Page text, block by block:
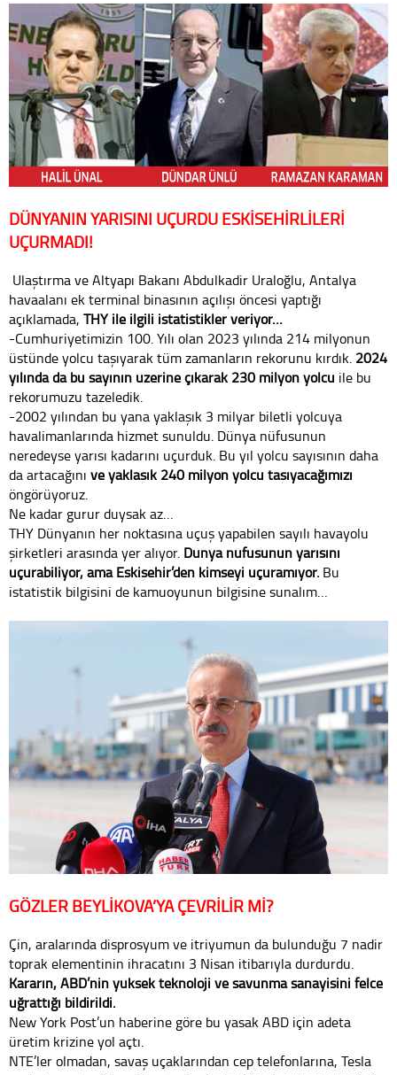
DÜNYANIN YARISINI UÇURDUESKİŞEHİRLİLERİ
UÇURMADI!
Ulaştırma ve Altyapı Bakanı Abdulkadir Uraloğlu, Antalya
havaalanı ek terminal binasının açılışı öncesi yaptığı
açıklamada, THY ile ilgili istatistikler veriyor…
-Cumhuriyetimizin 100. Yılı olan 2023 yılında 214 milyonun
üstünde yolcu taşıyarak tüm zamanların rekorunu kırdık. 2024
yılında da bu sayının üzerine çıkarak 230 milyon yolcu ile bu
rekorumuzu tazeledik.
-2002 yılından bu yana yaklaşık 3 milyar biletli yolcuya
havalimanlarında hizmet sunuldu. Dünya nüfusunun
neredeyse yarısı kadarını uçurduk. Bu yıl yolcu sayısının daha
da artacağını ve yaklaşık 240 milyon yolcu taşıyacağımızı
öngörüyoruz.
Ne kadar gurur duysak az…
THY Dünyanın her noktasına uçuş yapabilen sayılı havayolu
şirketleri arasında yer alıyor. Dünya nüfusunun yarısını
uçurabiliyor, ama Eskişehir’den kimseyi uçuramıyor. Bu
istatistik bilgisini de kamuoyunun bilgisine sunalım…
GÖZLER BEYLİKOVA’YA ÇEVRİLİR Mİ?
Çin, aralarında disprosyum ve itriyumun da bulunduğu 7 nadir
toprak elementinin ihracatını 3 Nisan itibarıyla durdurdu.
Kararın, ABD’nin yüksek teknoloji ve savunma sanayisini felce
uğrattığı bildirildi.
New York Post’un haberine göre bu yasak ABD için adeta
üretim krizine yol açtı.
NTE’ler olmadan, savaş uçaklarından cep telefonlarına, Tesla